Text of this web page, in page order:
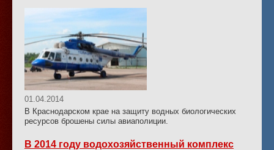
01.04.2014
В Краснодарском крае на защиту водных биологических
ресурсов брошены силы авиаполиции.
В 2014 году водохозяйственный комплекс